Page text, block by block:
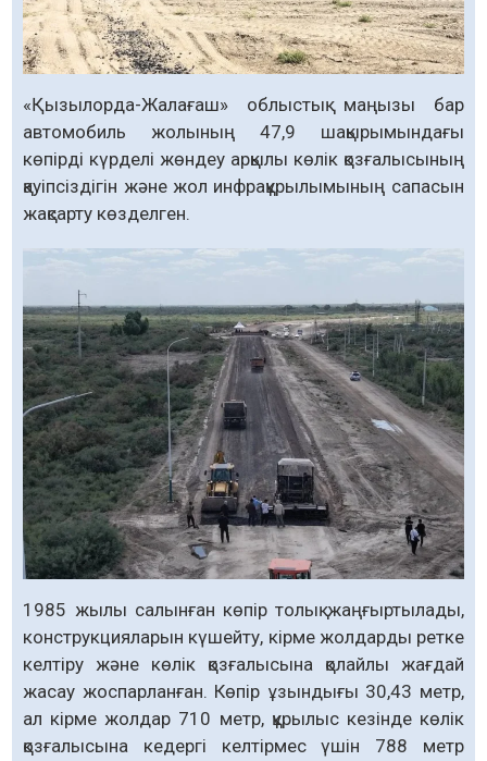
«Қызылорда-Жалағаш» облыстық маңызы бар
автомобиль жолының 47,9 шақырымындағы
көпірді күрделі жөндеу арқылы көлік қозғалысының
қауіпсіздігін және жол инфрақұрылымының сапасын
жақсарту көзделген.
1985 жылы салынған көпір толық жаңғыртылады,
конструкцияларын күшейту, кірме жолдарды ретке
келтіру және көлік қозғалысына қолайлы жағдай
жасау жоспарланған. Көпір ұзындығы 30,43 метр,
ал кірме жолдар 710 метр, құрылыс кезінде көлік
қозғалысына кедергі келтірмес үшін 788 метр